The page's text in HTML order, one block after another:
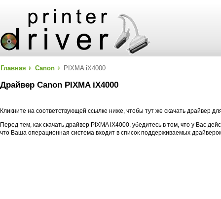
Главная Canon PIXMA iX4000
Драйвер Canon PIXMA iX4000
Кликните на соответствующей ссылке ниже, чтобы тут же скачать драйвер
Перед тем, как скачать драйвер PIXMA iX4000, убедитесь в том, что у Вас
что Ваша операционная система входит в список поддерживаемых